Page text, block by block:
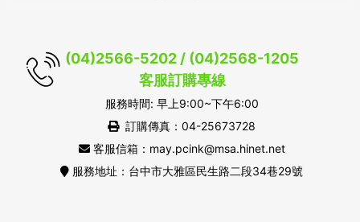
(04)2566-5202 / (04)2568-1205
客服訂購專線
服務時間: 早上9:00~下午6:00
訂購傳真：04-25673728
客服信箱：may.pcink@msa.hinet.net
服務地址：台中市大雅區民生路二段34巷29號